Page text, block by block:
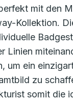
mit den
Kollektion.
Linien
um ein
zu
somit die